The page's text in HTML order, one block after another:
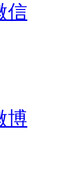
信
博